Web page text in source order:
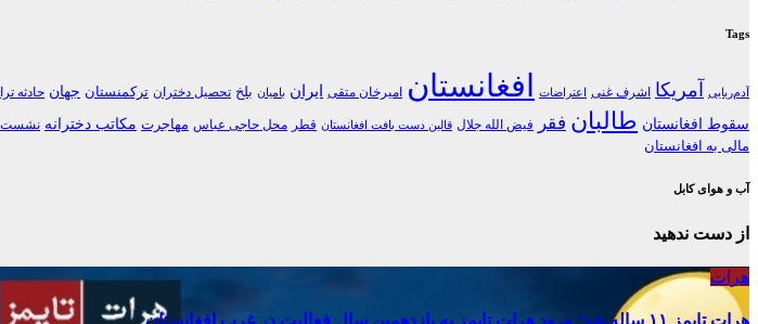
Tags
آدم‌ربایی آمریکا اشرف غنی اعتراضات افغانستان امیرخان متقی ایران بامیان بلخ تحصیل دختران ترکمنستان جهان حادثه
سقوط افغانستان طالبان فقر فیض الله جلال قالین دست بافت افغانستان قطر محل حاجی عباس مهاجرت مکاتب دخترانه نشست
مالی به افغانستان
آب و هوای کابل
از دست ندهید
هرات